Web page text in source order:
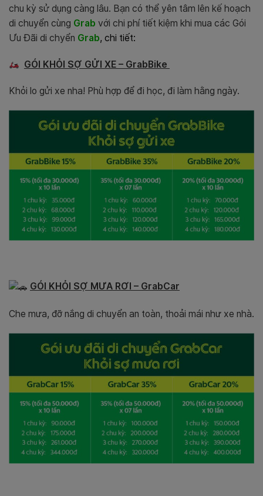
chu kỳ sử dụng càng lâu. Bạn có thể yên tâm lên kế hoạch
di chuyển cùng Grab với chi phí tiết kiệm khi mua các Gói
Ưu Đãi di chyển Grab, chi tiết:
GÓI KHỎI SỢ GỬI XE – GrabBike
Khỏi lo gửi xe nha! Phù hợp để đi học, đi làm hằng ngày.
GÓI KHỎI SỢ MƯA RƠI – GrabCar
Che mưa, đỡ nắng di chuyển an toàn, thoải mái như xe nhà.